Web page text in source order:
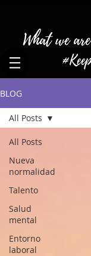
BLOG
All Posts
Nueva
normalidad
Talento
Salud
mental
Entorno
laboral
All Posts